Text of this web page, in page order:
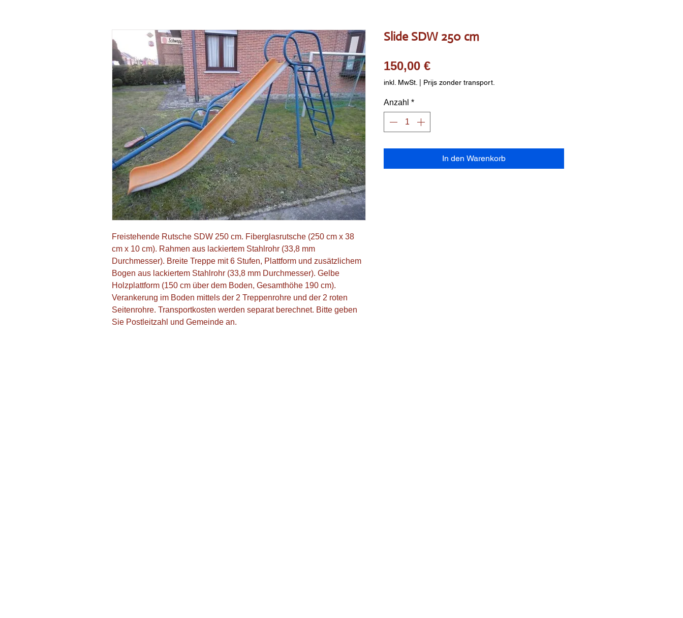
Freistehende Rutsche SDW 250 cm. Fiberglasrutsche (250 cm x 38
cm x 10 cm). Rahmen aus lackiertem Stahlrohr (33,8 mm
Durchmesser). Breite Treppe mit 6 Stufen, Plattform und zusätzlichem
Bogen aus lackiertem Stahlrohr (33,8 mm Durchmesser). Gelbe
Holzplattform (150 cm über dem Boden, Gesamthöhe 190 cm).
Verankerung im Boden mittels der 2 Treppenrohre und der 2 roten
Seitenrohre. Transportkosten werden separat berechnet. Bitte geben
Sie Postleitzahl und Gemeinde an.
Slide SDW 250 cm
150,00 €Preis
inkl. MwSt. | Prijs zonder transport.
Anzahl *
In den Warenkorb